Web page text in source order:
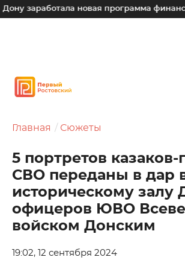
новая программа финансовой
Главная Сюжеты
5 портретов казаков-
СВО переданы в дар
историческому залу
офицеров ЮВО
войском Донским
19:02, 12 сентября 2024